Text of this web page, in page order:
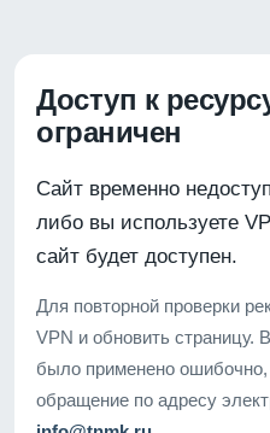
Доступ к
ограничен
Сайт временно
либо вы используете
сайт будет доступен.
Для повторной проверки
VPN и обновить страницу.
было применено
обращение по адресу